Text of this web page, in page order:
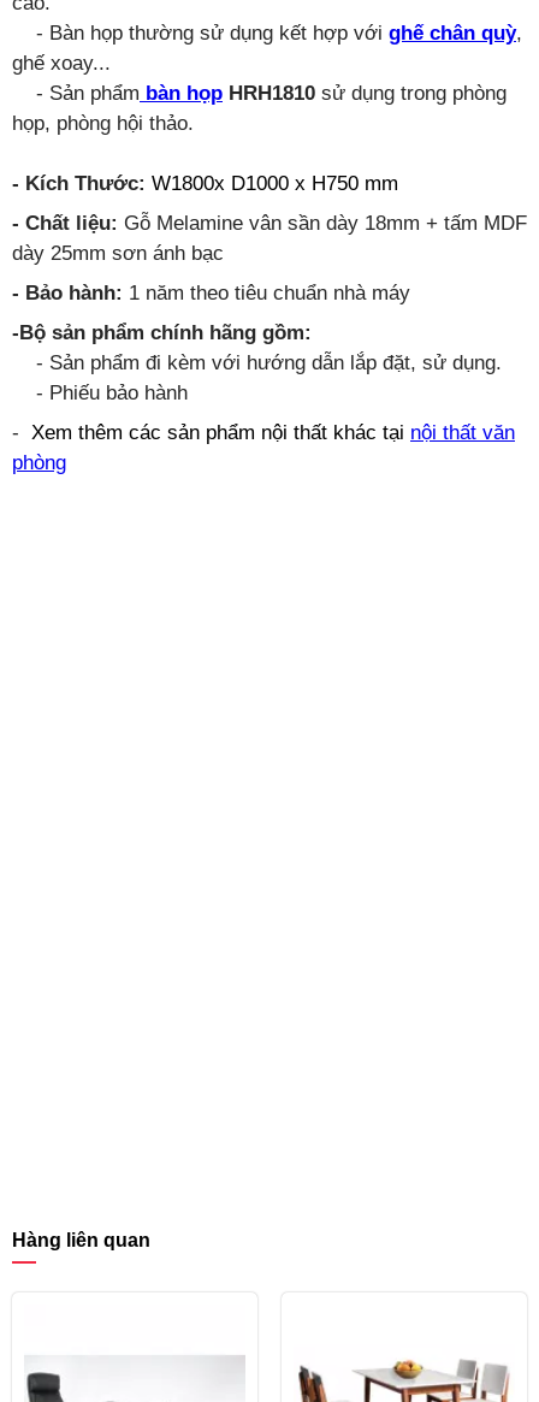
- Bàn họp thường sử dụng kết hợp với ghế chân quỳ,
ghế xoay...
- Sản phẩm bàn họp HRH1810 sử dụng trong phòng
họp, phòng hội thảo.
- Kích Thước: W1800x D1000 x H750 mm
- Chất liệu: Gỗ Melamine vân sần dày 18mm + tấm MDF
dày 25mm sơn ánh bạc
- Bảo hành: 1 năm theo tiêu chuẩn nhà máy
-Bộ sản phẩm chính hãng gồm:
- Sản phẩm đi kèm với hướng dẫn lắp đặt, sử dụng.
- Phiếu bảo hành
- Xem thêm các sản phẩm nội thất khác tại nội thất văn
phòng
Hàng liên quan